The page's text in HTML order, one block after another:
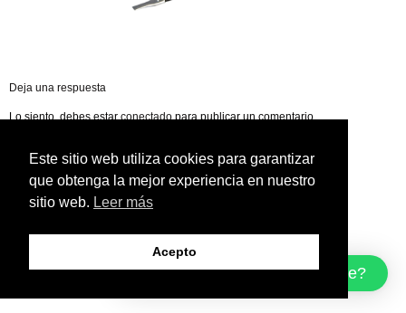
Deja una respuesta
Lo siento, debes estarconectadopara publicar un comentario.
¿Cómo podemos ayudarte?
Este sitio web utiliza cookies para garantizar
que obtenga la mejor experiencia en nuestro
sitio web. Leer más
Acepto